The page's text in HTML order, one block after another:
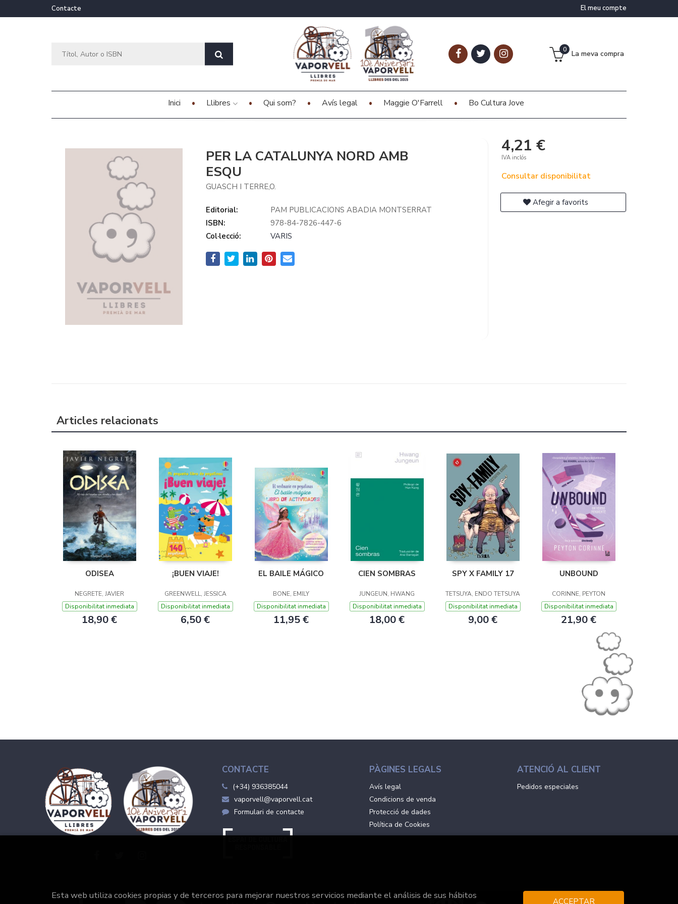
El meu compte
Contacte
La meva compra
0
Inici Llibres Qui som? Avís legal Maggie O'Farrell Bo Cultura Jove
PER LA CATALUNYA NORD AMB
ESQU
GUASCH I TERRE,O.
Editorial:
PAM PUBLICACIONS ABADIA MONTSERRAT
ISBN:
978-84-7826-447-6
Col·lecció:
VARIS
4,21 €
IVA inclós
Consultar disponibilitat
Afegir a favorits
Articles relacionats
ODISEA
NEGRETE, JAVIER
Disponibilitat inmediata
18,90 €
¡BUEN VIAJE!
GREENWELL, JESSICA
Disponibilitat inmediata
6,50 €
EL BAILE MÁGICO
BONE, EMILY
Disponibilitat inmediata
11,95 €
CIEN SOMBRAS
JUNGEUN, HWANG
Disponibilitat inmediata
18,00 €
SPY X FAMILY 17
TETSUYA, ENDO TETSUYA
Disponibilitat inmediata
9,00 €
UNBOUND
CORINNE, PEYTON
Disponibilitat inmediata
21,90 €
CONTACTE
(+34) 936385044
vaporvell@vaporvell.cat
Formulari de contacte
PÀGINES LEGALS
Avís legal
Condicions de venda
Protecció de dades
Política de Cookies
ATENCIÓ AL CLIENT
Pedidos especiales
Esta web utiliza cookies propias y de terceros para mejorar nuestros servicios mediante el análisis de sus hábitos
ACCEPTAR